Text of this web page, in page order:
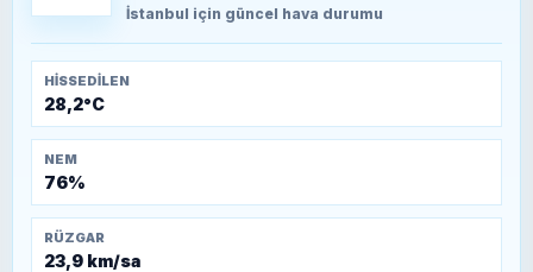
Kütahya-Eskişehir Muharebeleri (10-24
İstanbul için güncel hava durumu
HISSEDILEN
28,2°C
NEM
76%
RÜZGAR
23,9 km/sa